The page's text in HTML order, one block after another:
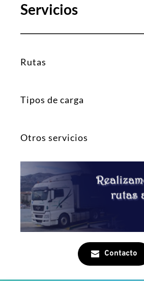
Servicios
Rutas
Tipos de carga
Otros servicios
Contacto